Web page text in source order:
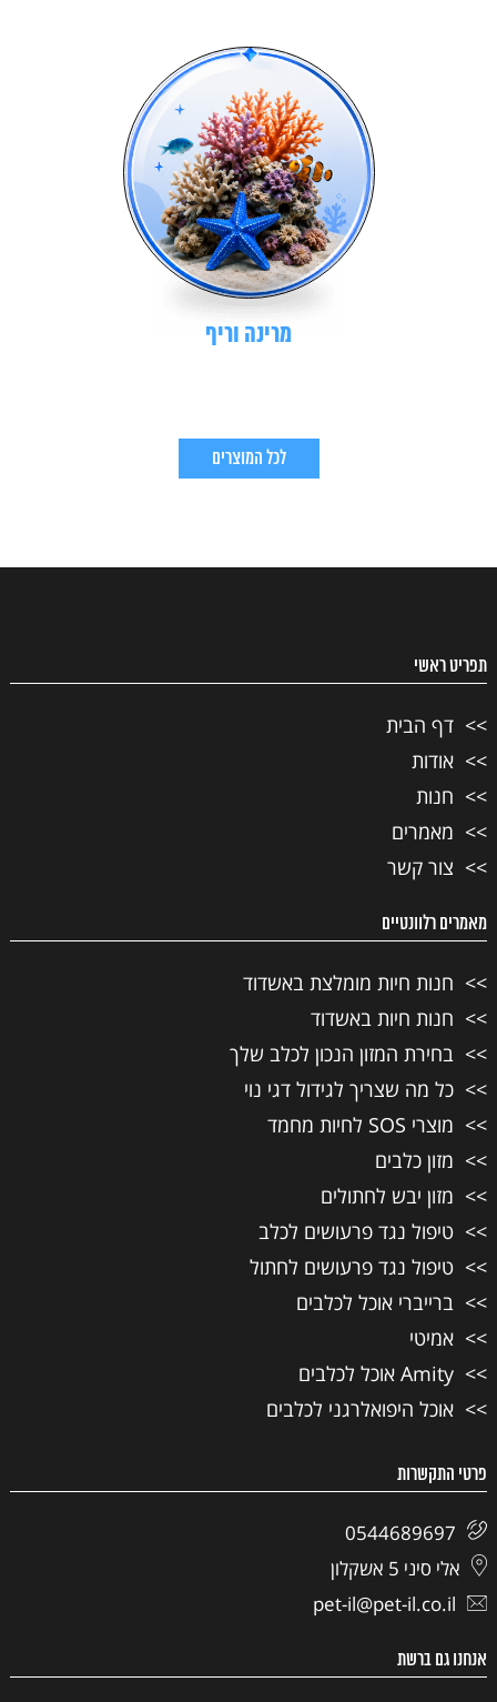
מרינה וריף
לכל המוצרים
תפריט ראשי
דף הבית
אודות
חנות
מאמרים
צור קשר
מאמרים רלוונטיים
חנות חיות מומלצת באשדוד
חנות חיות באשדוד
בחירת המזון הנכון לכלב שלך
כל מה שצריך לגידול דגי נוי
מוצרי SOS לחיות מחמד
מזון כלבים
מזון יבש לחתולים
טיפול נגד פרעושים לכלב
טיפול נגד פרעושים לחתול
ברייברי אוכל לכלבים
אמיטי
Amity אוכל לכלבים
אוכל היפואלרגני לכלבים
פרטי התקשרות
0544689697
אלי סיני 5 אשקלון
pet-il@pet-il.co.il
אנחנו גם ברשת